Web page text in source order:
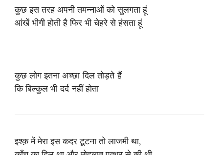
कुछ इस तरह अपनी तमन्नाओं को सुलगता हूं
आंखें भीगी होती है फिर भी चेहरे से हंसता हूं
कुछ लोग इतना अच्छा दिल तोड़ते हैं
कि बिल्कुल भी दर्द नहीं होता
इश्क़ में मेरा इस कदर टूटना तो लाजमी था,